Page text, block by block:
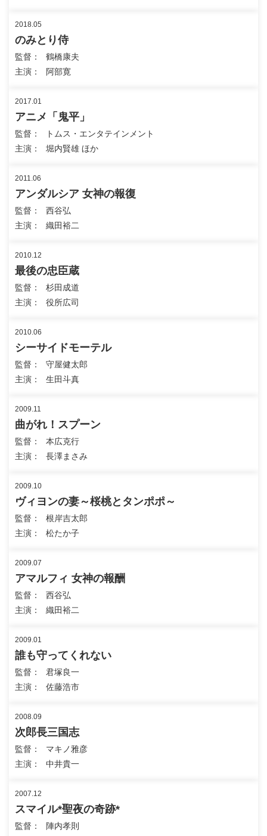
2018.05
のみとり侍
監督
主演
鶴橋康夫
阿部寛
2017.01
アニメ「鬼平」
監督
主演
トムス・エンタテインメント
堀内賢雄 ほか
2011.06
アンダルシア 女神の報復
監督
主演
西谷弘
織田裕二
2010.12
最後の忠臣蔵
監督
主演
杉田成道
役所広司
2010.06
シーサイドモーテル
監督
主演
守屋健太郎
生田斗真
2009.11
曲がれ！スプーン
監督
主演
本広克行
長澤まさみ
2009.10
ヴィヨンの妻～桜桃とタンポポ～
監督
主演
根岸吉太郎
松たか子
2009.07
アマルフィ 女神の報酬
監督
主演
西谷弘
織田裕二
2009.01
誰も守ってくれない
監督
主演
君塚良一
佐藤浩市
2008.09
次郎長三国志
監督
主演
マキノ雅彦
中井貴一
2007.12
スマイル*聖夜の奇跡*
監督
陣内孝則